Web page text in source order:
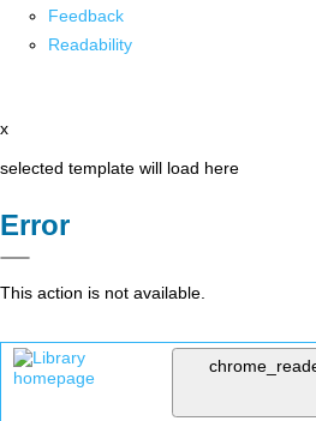
Feedback
Readability
x
selected template will load here
Error
This action is not available.